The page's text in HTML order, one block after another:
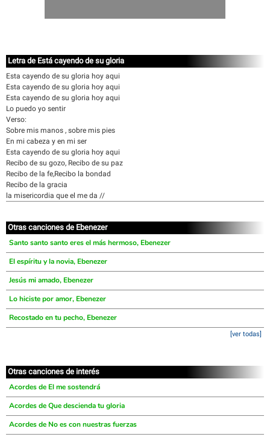
Letra de Está cayendo de su gloria
Esta cayendo de su gloria hoy aqui
Esta cayendo de su gloria hoy aqui
Esta cayendo de su gloria hoy aqui
Lo puedo yo sentir
Verso:
Sobre mis manos , sobre mis pies
En mi cabeza y en mi ser
Esta cayendo de su gloria hoy aqui
Recibo de su gozo, Recibo de su paz
Recibo de la fe,Recibo la bondad
Recibo de la gracia
la misericordia que el me da //
Otras canciones de Ebenezer
Santo santo santo eres el más hermoso, Ebenezer
El espíritu y la novia, Ebenezer
Jesús mi amado, Ebenezer
Lo hiciste por amor, Ebenezer
Recostado en tu pecho, Ebenezer
[ver todas]
Otras canciones de interés
Acordes de El me sostendrá
Acordes de Que descienda tu gloria
Acordes de No es con nuestras fuerzas